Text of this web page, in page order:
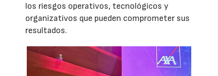
los riesgos operativos, tecnológicos y
organizativos que pueden comprometer sus
resultados.